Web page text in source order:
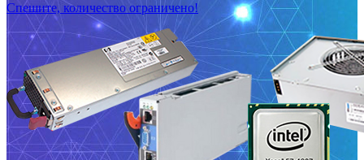
Спешите, количество ограничено!